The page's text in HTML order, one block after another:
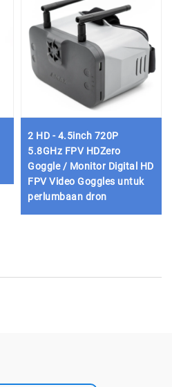
2 HD - 4.5inch 720P
5.8GHz FPV HDZero
Goggle / Monitor Digital HD
FPV Video Goggles untuk
perlumbaan dron